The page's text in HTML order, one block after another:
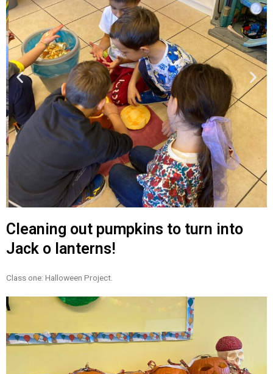
Cleaning out pumpkins to turn into
Jack o lanterns!
Class one: Halloween Project.